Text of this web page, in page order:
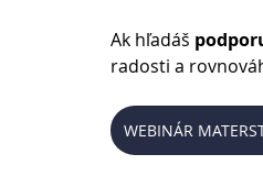
Ak hľadáš
radosti a
WEBINÁR